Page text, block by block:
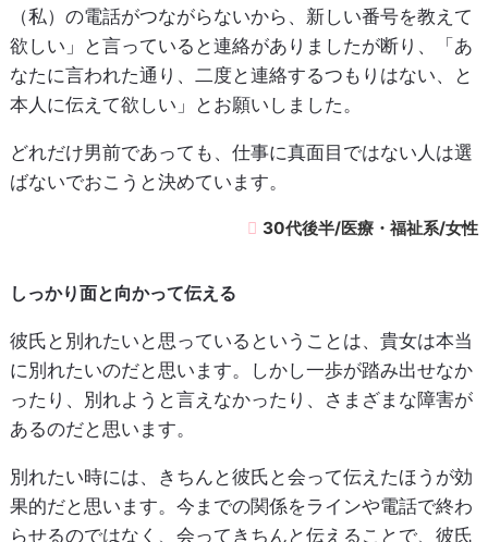
（私）の電話がつながらないから、新しい番号を教えて
欲しい」と言っていると連絡がありましたが断り、「あ
なたに言われた通り、二度と連絡するつもりはない、と
本人に伝えて欲しい」とお願いしました。
どれだけ男前であっても、仕事に真面目ではない人は選
ばないでおこうと決めています。
30代後半/医療・福祉系/女性
しっかり面と向かって伝える
彼氏と別れたいと思っているということは、貴女は本当
に別れたいのだと思います。しかし一歩が踏み出せなか
ったり、別れようと言えなかったり、さまざまな障害が
あるのだと思います。
別れたい時には、きちんと彼氏と会って伝えたほうが効
果的だと思います。今までの関係をラインや電話で終わ
らせるのではなく、会ってきちんと伝えることで、彼氏